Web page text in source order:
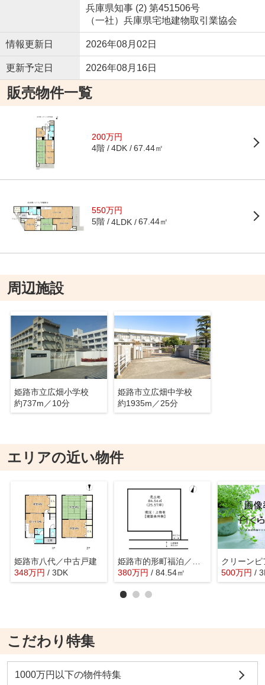
兵庫県知事 (2) 第451506号
（一社）兵庫県宅地建物取引業協会
情報更新日 2026年08月02日
更新予定日 2026年08月16日
販売物件一覧
200万円
4階 4DK 67.44㎡
550万円
5階 4LDK 67.44㎡
周辺施設
姫路市立広畑小学校
約737m／10分
姫路市立広畑中学校
約1935m／25分
エリアの近い物件
姫路市八代／中古戸建
348万円 / 3DK
380万円 / 84.54㎡
クリーンピ
500万円 /
こだわり特集
1000万円以下の物件特集